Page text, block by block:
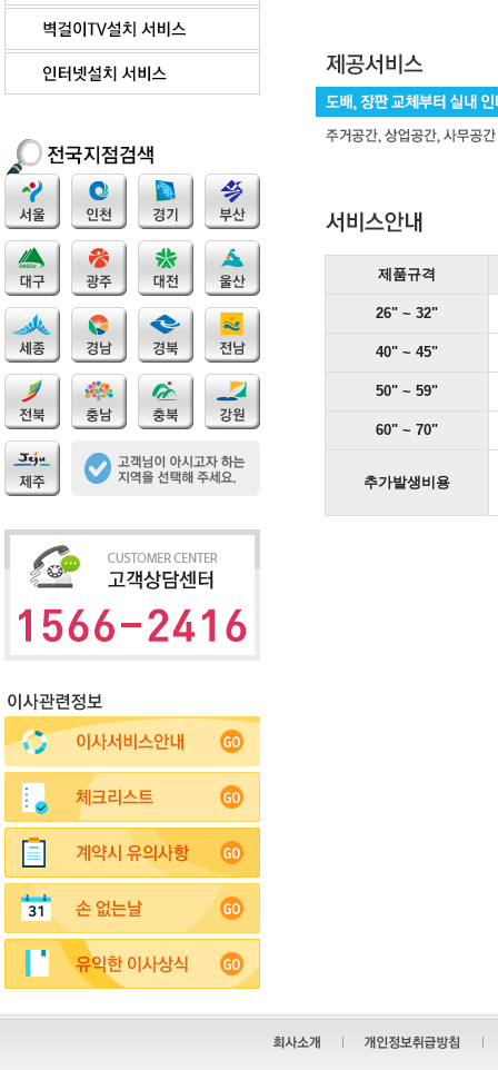
제품규격
26" ~ 32"
40" ~ 45"
50" ~ 59"
60" ~ 70"
추가발생비용